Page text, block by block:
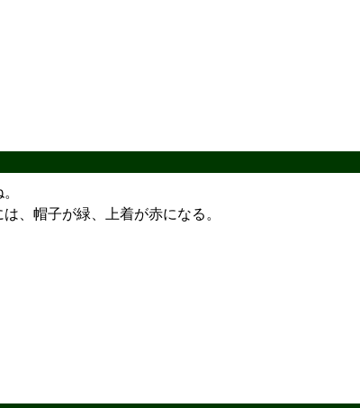
、帽子が緑、上着が赤になる。